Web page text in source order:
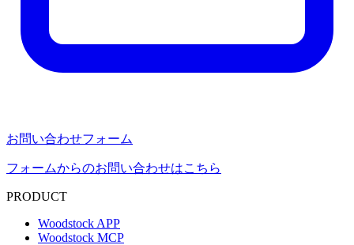
お問い合わせフォーム
フォームからのお問い合わせはこちら
PRODUCT
Woodstock APP
Woodstock MCP